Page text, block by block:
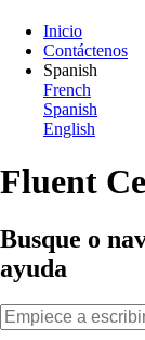
Inicio
Contáctenos
Spanish
French
Spanish
English
Fluent
Busque o
ayuda